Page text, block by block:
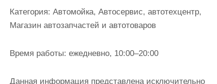
Категория: Автомойка, Автосервис, автотехцентр,
Магазин автозапчастей и автотоваров
Время работы: ежедневно, 10:00–20:00
Данная информация представлена исключительно